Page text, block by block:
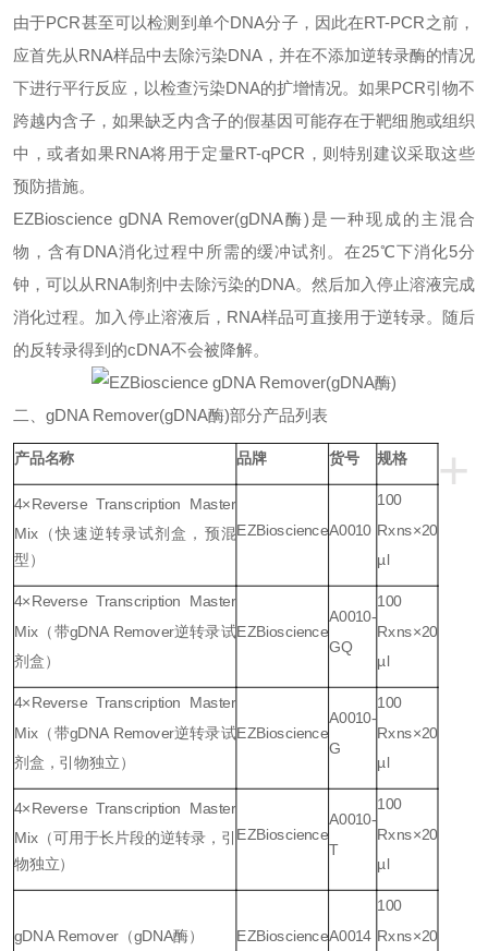
由于PCR甚至可以检测到单个DNA分子，因此在RT-PCR之前，
应首先从RNA样品中去除污染DNA ，并在不添加逆转录酶的情况
下进行平行反应，以检查污染DNA的扩增情况。如果PCR引物不
跨越内含子，如果缺乏内含子的假基因可能存在于靶细胞或组织
中，或者如果RNA将用于定量RT-qPCR ，则特别建议采取这些
预防措施。
EZBioscience gDNA Remover(gDNA酶) 是一种现成的主混合
物，含有DNA消化过程中所需的缓冲试剂。在25℃下消化5分
钟，可以从RNA制剂中去除污染的DNA。然后加入停止溶液完成
消化过程。加入停止溶液后， RNA样品可直接用于逆转录。随后
的反转录得到的cDNA不会被降解。
二、 gDNA Remover(gDNA酶)部分产品列表
+
产品名称 品牌 货号 规格
4×Reverse Transcription Master
Mix （快速逆转录试剂盒，预混
型）
EZBioscienceA0010
100
Rxns×20
µl
4×Reverse Transcription Master
Mix （带gDNA Remover逆转录试
剂盒）
EZBioscience
A0010-
GQ
100
Rxns×20
µl
4×Reverse Transcription Master
Mix （带gDNA Remover逆转录试
剂盒，引物独立）
EZBioscience
A0010-
G
100
Rxns×20
µl
4×Reverse Transcription Master
Mix （可用于长片段的逆转录，引
物独立）
EZBioscience
A0010-
T
100
Rxns×20
µl
gDNA Remover（gDNA酶） EZBioscienceA0014
100
Rxns×20